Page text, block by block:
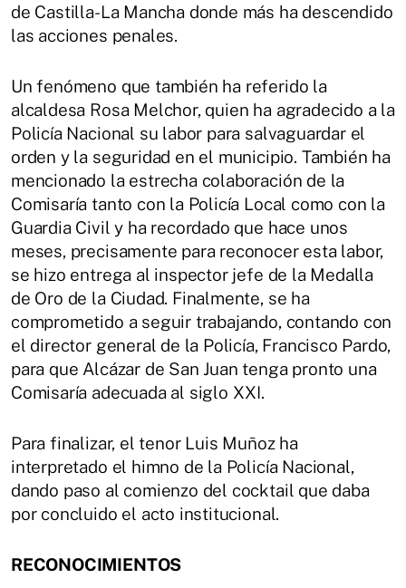
de Castilla-La Mancha donde más ha descendido
las acciones penales.
Un fenómeno que también ha referido la
alcaldesa Rosa Melchor, quien ha agradecido a la
Policía Nacional su labor para salvaguardar el
orden y la seguridad en el municipio. También ha
mencionado la estrecha colaboración de la
Comisaría tanto con la Policía Local como con la
Guardia Civil y ha recordado que hace unos
meses, precisamente para reconocer esta labor,
se hizo entrega al inspector jefe de la Medalla
de Oro de la Ciudad. Finalmente, se ha
comprometido a seguir trabajando, contando con
el director general de la Policía, Francisco Pardo,
para que Alcázar de San Juan tenga pronto una
Comisaría adecuada al siglo XXI.
Para finalizar, el tenor Luis Muñoz ha
interpretado el himno de la Policía Nacional,
dando paso al comienzo del cocktail que daba
por concluido el acto institucional.
RECONOCIMIENTOS